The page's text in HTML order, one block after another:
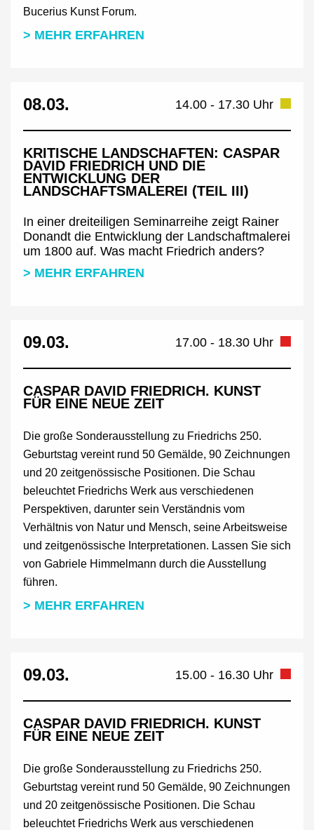
Bucerius Kunst Forum.
> MEHR ERFAHREN
08.03. 14.00 - 17.30 Uhr
KRITISCHE LANDSCHAFTEN: CASPAR
DAVID FRIEDRICH UND DIE
ENTWICKLUNG DER
LANDSCHAFTSMALEREI (TEIL III)
In einer dreiteiligen Seminarreihe zeigt Rainer
Donandt die Entwicklung der Landschaftmalerei
um 1800 auf. Was macht Friedrich anders?
> MEHR ERFAHREN
09.03. 17.00 - 18.30 Uhr
CASPAR DAVID FRIEDRICH. KUNST
FÜR EINE NEUE ZEIT
Die große Sonderausstellung zu Friedrichs 250.
Geburtstag vereint rund 50 Gemälde, 90 Zeichnungen
und 20 zeitgenössische Positionen. Die Schau
beleuchtet Friedrichs Werk aus verschiedenen
Perspektiven, darunter sein Verständnis vom
Verhältnis von Natur und Mensch, seine Arbeitsweise
und zeitgenössische Interpretationen. Lassen Sie sich
von Gabriele Himmelmann durch die Ausstellung
führen.
> MEHR ERFAHREN
09.03. 15.00 - 16.30 Uhr
CASPAR DAVID FRIEDRICH. KUNST
FÜR EINE NEUE ZEIT
Die große Sonderausstellung zu Friedrichs 250.
Geburtstag vereint rund 50 Gemälde, 90 Zeichnungen
und 20 zeitgenössische Positionen. Die Schau
beleuchtet Friedrichs Werk aus verschiedenen